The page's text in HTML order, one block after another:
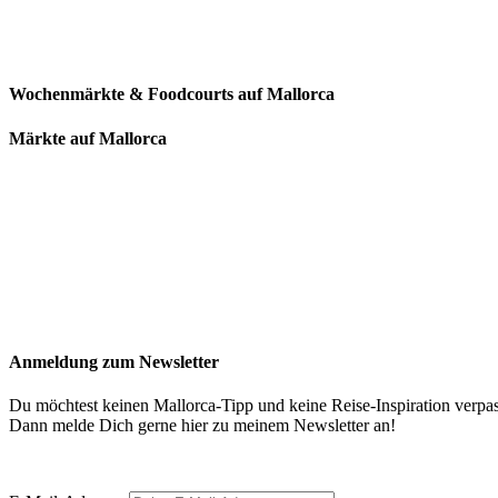
Wochenmärkte & Foodcourts auf Mallorca
Märkte auf Mallorca
Anmeldung zum Newsletter
Du möchtest keinen Mallorca-Tipp und keine Reise-Inspiration
Dann melde Dich gerne hier zu meinem Newsletter an!